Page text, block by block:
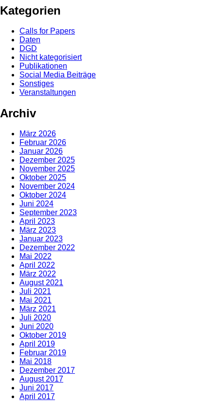
Kategorien
Calls for Papers
Daten
DGD
Nicht kategorisiert
Publikationen
Social Media Beiträge
Sonstiges
Veranstaltungen
Archiv
März 2026
Februar 2026
Januar 2026
Dezember 2025
November 2025
Oktober 2025
November 2024
Oktober 2024
Juni 2024
September 2023
April 2023
März 2023
Januar 2023
Dezember 2022
Mai 2022
April 2022
März 2022
August 2021
Juli 2021
Mai 2021
März 2021
Juli 2020
Juni 2020
Oktober 2019
April 2019
Februar 2019
Mai 2018
Dezember 2017
August 2017
Juni 2017
April 2017